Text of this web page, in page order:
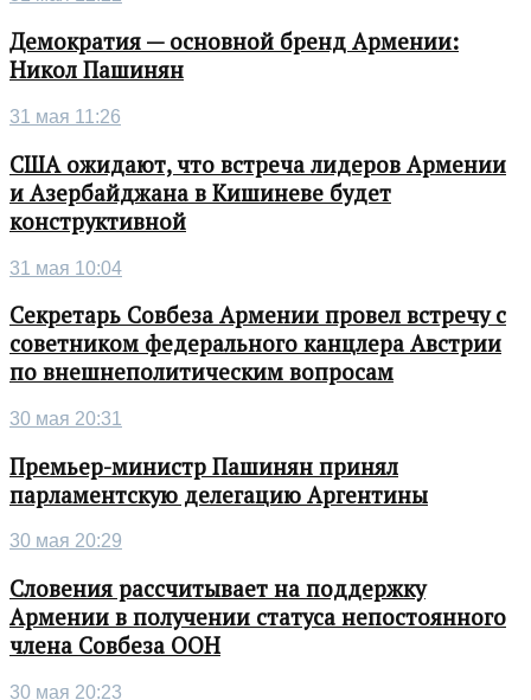
Демократия — основной бренд Армении:
Никол Пашинян
31 мая 11:26
США ожидают, что встреча лидеров Армении
и Азербайджана в Кишиневе будет
конструктивной
31 мая 10:04
Секретарь Совбеза Армении провел встречу с
советником федерального канцлера Австрии
по внешнеполитическим вопросам
30 мая 20:31
Премьер-министр Пашинян принял
парламентскую делегацию Аргентины
30 мая 20:29
Словения рассчитывает на поддержку
Армении в получении статуса непостоянного
члена Совбеза ООН
30 мая 20:23